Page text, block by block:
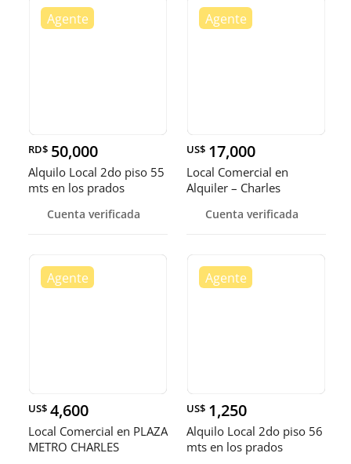
RD$ 50,000
Alquilo Local 2do piso 55
mts en los prados
Cuenta verificada
US$ 17,000
Local Comercial en
Alquiler – Charles
Cuenta verificada
US$ 4,600
Local Comercial en PLAZA
METRO CHARLES
US$ 1,250
Alquilo Local 2do piso 56
mts en los prados